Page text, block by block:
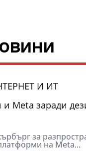
И ИТ
Meta заради
за
на Meta...